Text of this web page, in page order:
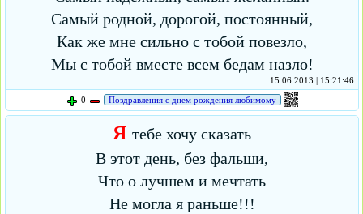
Самый родной, дорогой, постоянный,
Как же мне сильно с тобой повезло,
Мы с тобой вместе всем бедам назло!
15.06.2013 | 15:21:46
0
Поздравления с днем рождения любимому
Я тебе хочу сказать
В этот день, без фальши,
Что о лучшем и мечтать
Не могла я раньше!!!